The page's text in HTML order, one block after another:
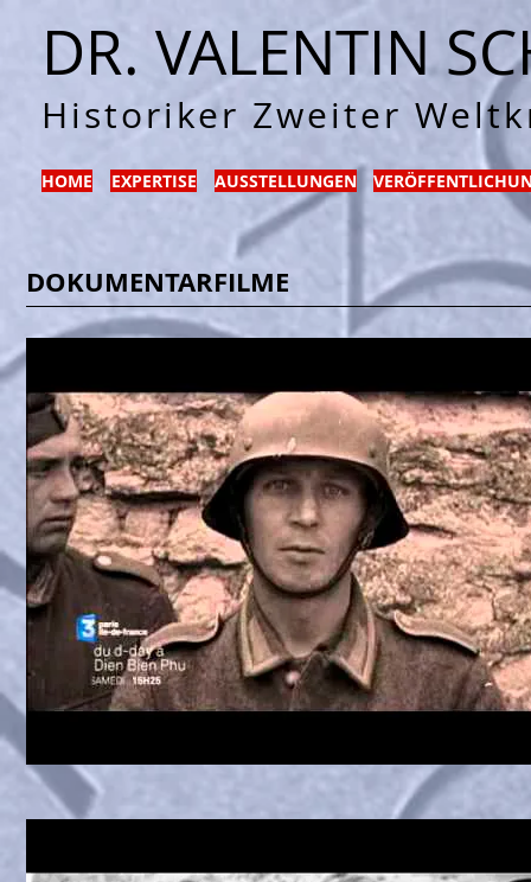
DR. VALENTIN
Historiker Zweiter
HOME EXPERTISE AUSSTELLUNGEN
DOKUMENTARFILME